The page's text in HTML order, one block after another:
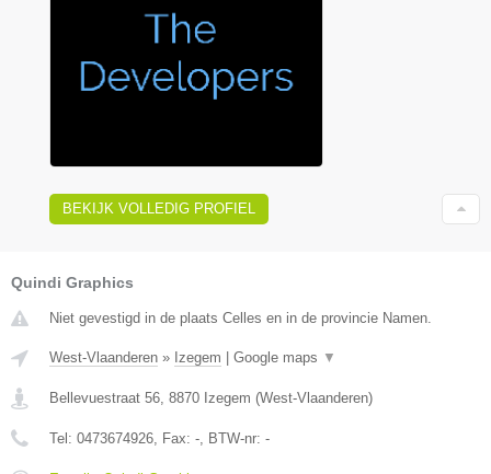
BEKIJK VOLLEDIG PROFIEL
Quindi Graphics
Niet gevestigd in de plaats Celles en in de provincie Namen.
West-Vlaanderen » Izegem Google maps ▼
Bellevuestraat 56, 8870 Izegem (West-Vlaanderen)
Tel: 0473674926, Fax: -, BTW-nr: -